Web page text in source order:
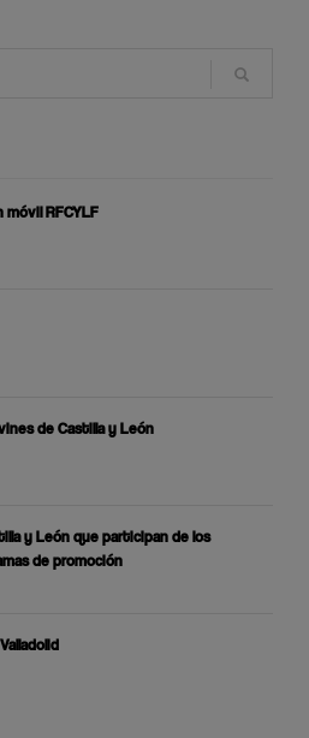
móvil RFCYLF
de Castilla y León
y León que participan de los
de promoción